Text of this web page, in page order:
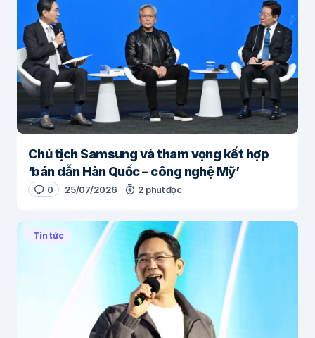
Chủ tịch Samsung và tham vọng kết hợp
‘bán dẫn Hàn Quốc – công nghệ Mỹ’
0 25/07/2026 2 phút đọc
Tin tức